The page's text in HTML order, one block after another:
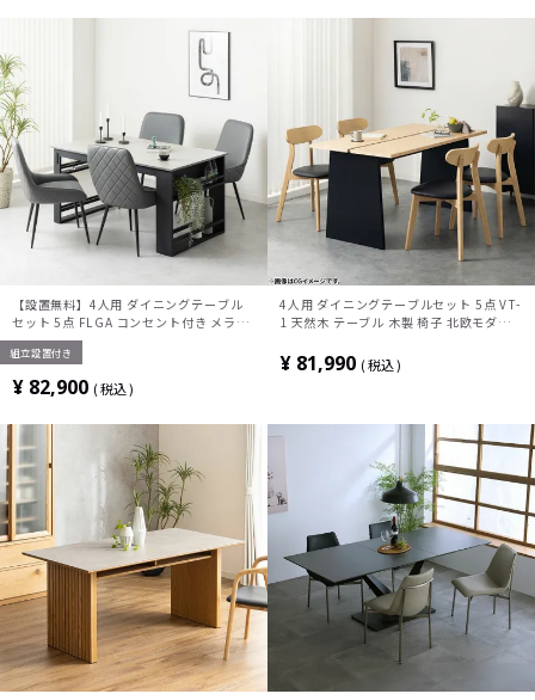
【設置無料】4人用 ダイニングテーブル
セット 5点 FLGA コンセント付き メラミ
ン 収納付き テーブル モダン ダイニング
チェア おしゃれ (幅140cm 食卓テーブル
組立設置付き
¥ 82,900 税込
4人用 ダイニングテーブルセット 5点 VT-
1 天然木 テーブル 木製 椅子 北欧モダン
ット (幅150cm 食卓テーブル×1 食卓椅
子×4)
¥ 81,990 税込